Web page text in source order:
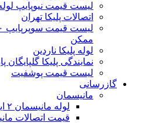
لیست قیمت نیوپایپ
اتصالات پلیکا تهران
ممکن
لوله پلیکا ناردین
نمایندگی پلیکا
لیست قیمت پوشفیت
گازرسانی
مانیسمان
لوله مانیسمان ۲ اینچ
قیمت اتصالات